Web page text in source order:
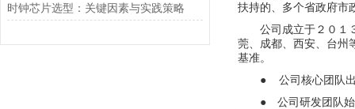
时钟芯片选型：关键因素与实践策略
扶持的、多个省政府市
公司成立于２０１
莞、成都、西安、台州
基准。
● 公司核心团队
● 公司研发团队始